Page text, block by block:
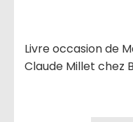
Livre occasion de
Claude Millet chez